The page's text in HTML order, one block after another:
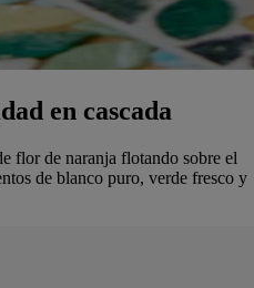
en cascada
flor de naranja flotando sobre el
de blanco puro, verde fresco y